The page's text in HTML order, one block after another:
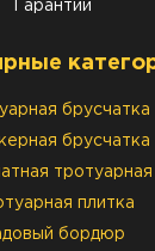
Гарантии
брусчатка
брусчатка
тротуарная
плитка
бордюр